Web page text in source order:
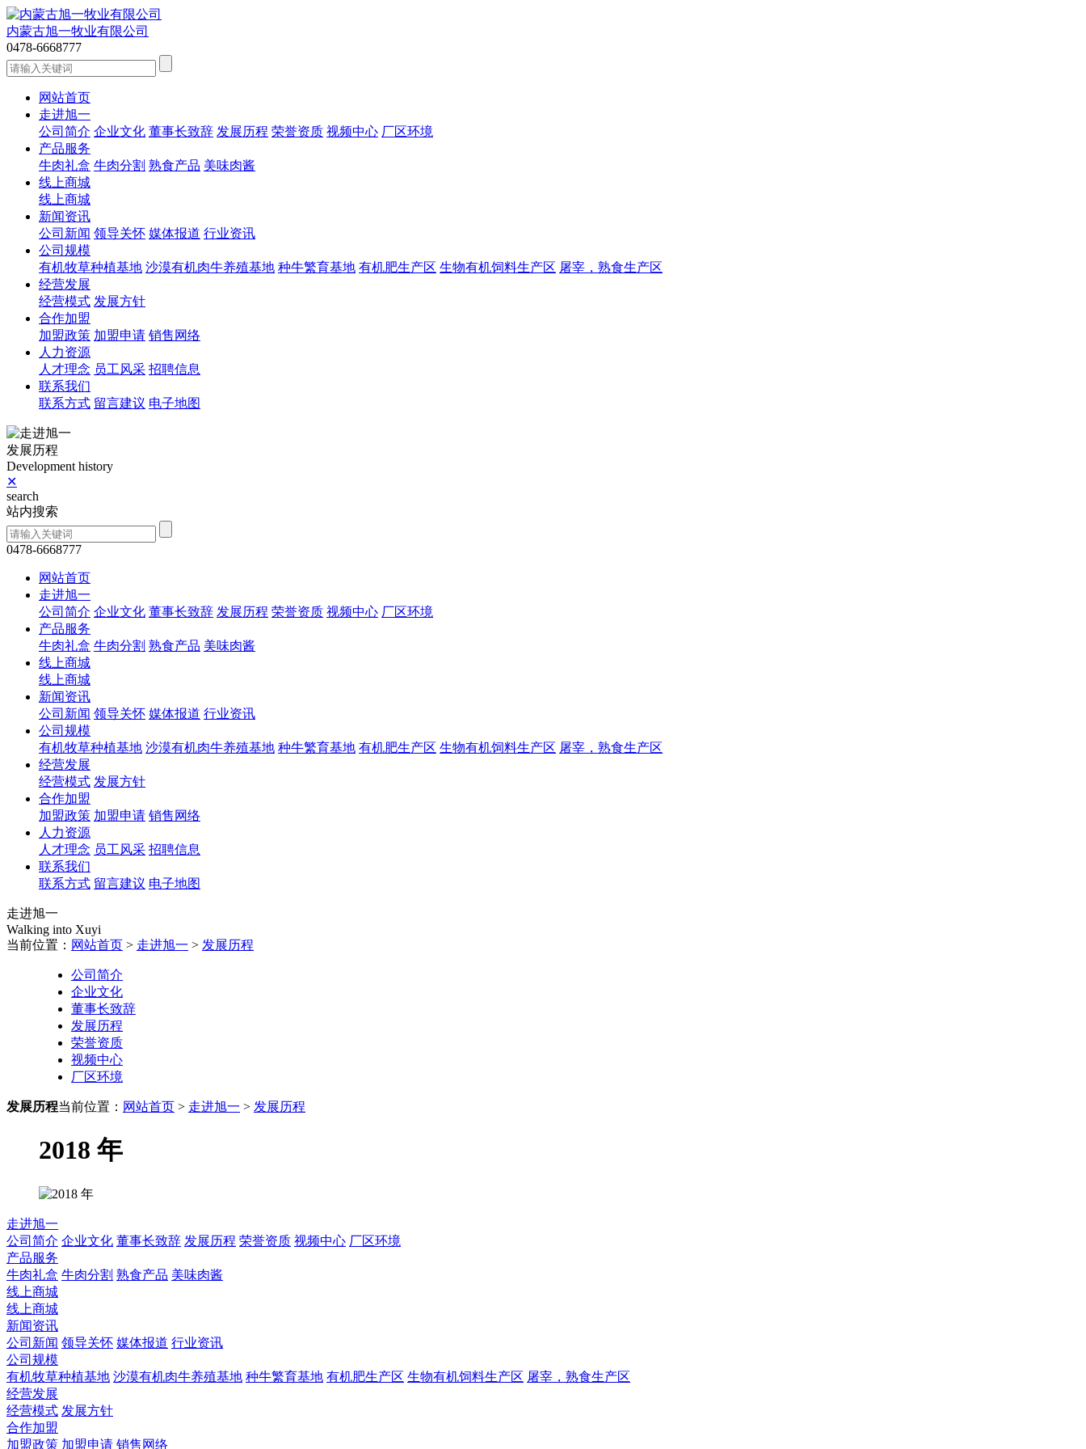
内蒙古旭一牧业有限公司
0478-6668777
网站首页
走进旭一
公司简介 企业文化 董事长致辞 发展历程 荣誉资质 视频中心 厂区环境
产品服务
牛肉礼盒 牛肉分割 熟食产品 美味肉酱
线上商城
线上商城
新闻资讯
公司新闻 领导关怀 媒体报道 行业资讯
公司规模
有机牧草种植基地 沙漠有机肉牛养殖基地 种牛繁育基地 有机肥生产区 生物有机饲料生产区 屠宰，熟食生产区
经营发展
经营模式 发展方针
合作加盟
加盟政策 加盟申请 销售网络
人力资源
人才理念 员工风采 招聘信息
联系我们
联系方式 留言建议 电子地图
发展历程
Development history
✕
search
站内搜索
0478-6668777
网站首页
走进旭一
公司简介 企业文化 董事长致辞 发展历程 荣誉资质 视频中心 厂区环境
产品服务
牛肉礼盒 牛肉分割 熟食产品 美味肉酱
线上商城
线上商城
新闻资讯
公司新闻 领导关怀 媒体报道 行业资讯
公司规模
有机牧草种植基地 沙漠有机肉牛养殖基地 种牛繁育基地 有机肥生产区 生物有机饲料生产区 屠宰，熟食生产区
经营发展
经营模式 发展方针
合作加盟
加盟政策 加盟申请 销售网络
人力资源
人才理念 员工风采 招聘信息
联系我们
联系方式 留言建议 电子地图
走进旭一
Walking into Xuyi
当前位置： 网站首页 > 走进旭一 > 发展历程
公司简介
企业文化
董事长致辞
发展历程
荣誉资质
视频中心
厂区环境
发展历程当前位置： 网站首页 > 走进旭一 > 发展历程
2018 年
走进旭一
公司简介 企业文化 董事长致辞 发展历程 荣誉资质 视频中心 厂区环境
产品服务
牛肉礼盒 牛肉分割 熟食产品 美味肉酱
线上商城
线上商城
新闻资讯
公司新闻 领导关怀 媒体报道 行业资讯
公司规模
有机牧草种植基地 沙漠有机肉牛养殖基地 种牛繁育基地 有机肥生产区 生物有机饲料生产区 屠宰，熟食生产区
经营发展
经营模式 发展方针
合作加盟
加盟政策 加盟申请 销售网络